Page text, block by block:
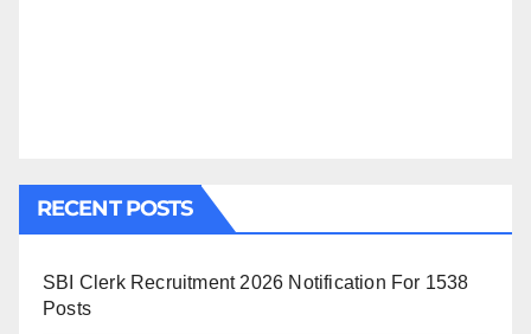
RECENT POSTS
SBI Clerk Recruitment 2026 Notification For 1538
Posts